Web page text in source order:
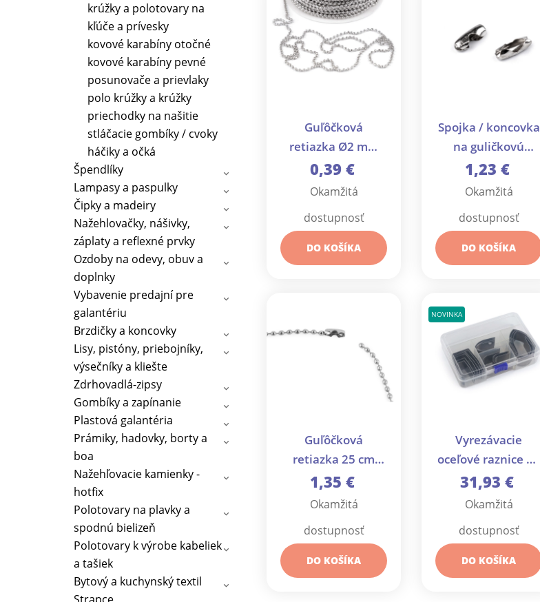
krúžky a polotovary na
kľúče a prívesky
kovové karabíny otočné
kovové karabíny pevné
posunovače a prievlaky
polo krúžky a krúžky
priechodky na našitie
stláčacie gombíky / cvoky
háčiky a očká
Špendlíky
Lampasy a paspulky
Čipky a madeiry
Nažehlovačky, nášivky,
záplaty a reflexné prvky
Ozdoby na odevy, obuv a
doplnky
Vybavenie predajní pre
galantériu
Brzdičky a koncovky
Lisy, pistóny, priebojníky,
výsečníky a kliešte
Zdrhovadlá-zipsy
Gombíky a zapínanie
Plastová galantéria
Prámiky, hadovky, borty a
boa
Nažehľovacie kamienky -
hotfix
Polotovary na plavky a
spodnú bielizeň
Polotovary k výrobe kabeliek
a tašiek
Bytový a kuchynský textil
Guľôčková
retiazka Ø2 mm
metráž - 1 m
0,39 €
Okamžitá
dostupnosť
DO KOŠÍKA
Spojka / koncovka
na guličkovú
retiazku 3x8 mm -
100 ks
1,23 €
Okamžitá
dostupnosť
DO KOŠÍKA
Guľôčková
retiazka 25 cm
pútko - 10 ks
1,35 €
Okamžitá
dostupnosť
DO KOŠÍKA
NOVINKA
Vyrezávacie
oceľové raznice na
kožu, súprava 18
ks - 1 sada
31,93 €
Okamžitá
dostupnosť
DO KOŠÍKA